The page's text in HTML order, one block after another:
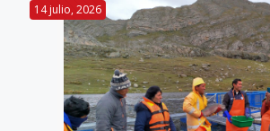
14 julio, 2026